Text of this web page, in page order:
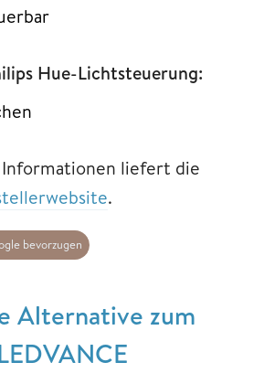
Hue-Lichtsteuerung:
liefert die
.
bevorzugen
Alternative zum